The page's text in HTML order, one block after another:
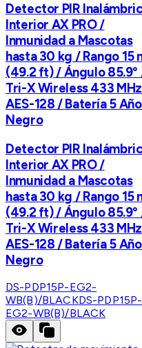
Detector PIR
Interior AX PRO /
Inmunidad a Mascotas
hasta 30 kg / Rango 15
(49.2 ft) / Ángulo 85.9°
Tri-X Wireless 433
AES-128 / Batería 5
Negro
Detector PIR
Interior AX PRO /
Inmunidad a Mascotas
hasta 30 kg / Rango 15
(49.2 ft) / Ángulo 85.9°
Tri-X Wireless 433
AES-128 / Batería 5
Negro
DS-PDP15P-EG2-
WB(B)/BLACKDS-PDP15P-
EG2-WB(B)/BLACK